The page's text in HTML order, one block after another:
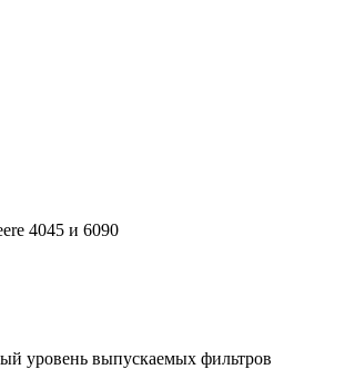
4045 и 6090
уровень выпускаемых фильтров